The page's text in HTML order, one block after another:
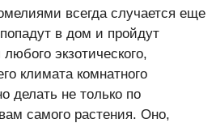
всегда случается еще
в дом и пройдут
экзотического,
климата комнатного
делать не только по
самого растения. Оно,